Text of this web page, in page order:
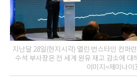
지난달 28일(현지시각) 열린 번스타인 컨퍼
수석 부사장은 전 세계 원유 재고 감소에 대
이미지=제미나이3